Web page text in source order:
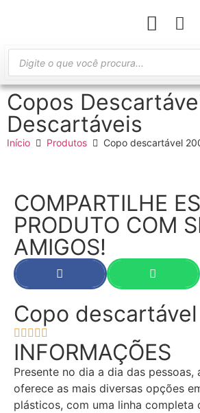
Copos
Descartáveis
Início Produtos Copo descartável
COMPARTILHE
PRODUTO COM
AMIGOS!
Copo
    
INFORMAÇÕES
Presente no dia a dia das pessoas,
oferece as mais diversas opções
plásticos, com uma linha completa